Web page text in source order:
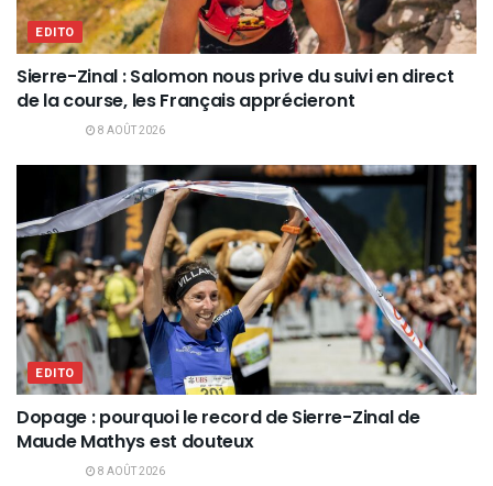
EDITO
Sierre-Zinal : Salomon nous prive du suivi en direct
de la course, les Français apprécieront
8 AOÛT 2026
EDITO
Dopage : pourquoi le record de Sierre-Zinal de
Maude Mathys est douteux
8 AOÛT 2026